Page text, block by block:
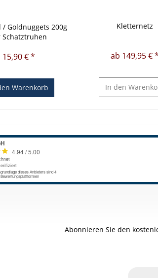
/ Goldnuggets 200g
15,90 € *
Warenkorb
Kletternetz
ab 149,95 € *
In den
Abonnieren Sie den